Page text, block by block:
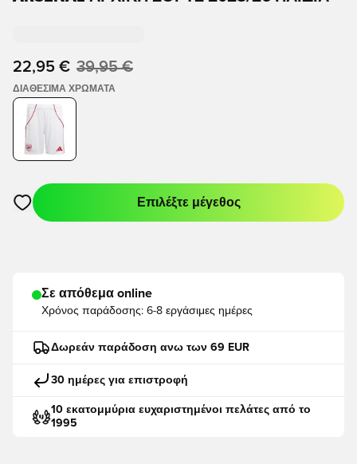
22,95 € 39,95 €
ΔΙΑΘΈΣΙΜΑ ΧΡΏΜΑΤΑ
Ανοίγει ένα Modal για να συνδεθείτε ή να εγγραφείτε ως
Επιλέξτε μέγεθος
Σε απόθεμα online
Χρόνος παράδοσης: 6-8 εργάσιμες ημέρες
Δωρεάν παράδοση ανω των 69 EUR
30 ημέρες για επιστροφή
10 εκατομμύρια ευχαριστημένοι πελάτες από το
1995